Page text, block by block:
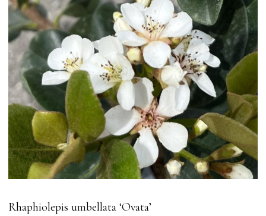
Rhaphiolepis umbellata ‘Ovata’